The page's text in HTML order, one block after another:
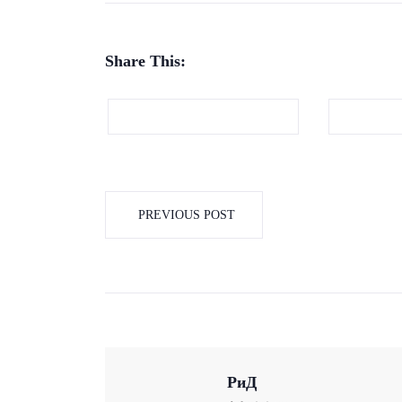
Share This:
PREVIOUS POST
РиД